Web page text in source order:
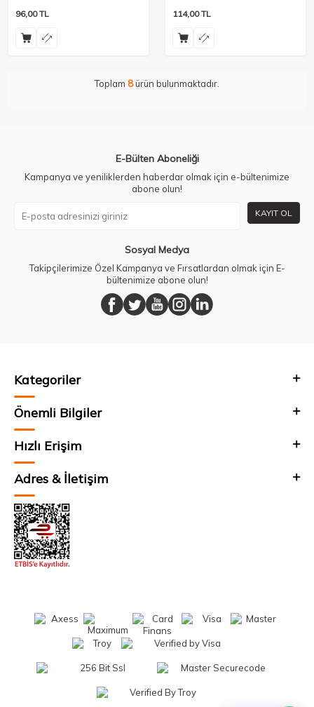
96,00TL 114,00TL
Toplam 8ürün bulunmaktadır.
E-Bülten Aboneliği
Kampanya ve yeniliklerden haberdar olmak için e-bültenimize
abone olun!
KAYIT OL
Sosyal Medya
Takipçilerimize Özel Kampanya ve Fırsatlardan olmak için E-
bültenimize abone olun!
Kategoriler
Önemli Bilgiler
Hızlı Erişim
Adres & İletişim